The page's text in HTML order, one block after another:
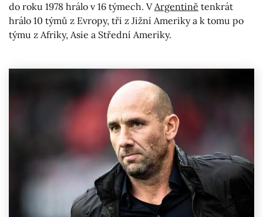
do roku 1978 hrálo v 16 týmech. VArgentině tenkrát
hrálo 10 týmů z Evropy, tři z Jižní Ameriky a k tomu po
týmu z Afriky, Asie a Střední Ameriky.